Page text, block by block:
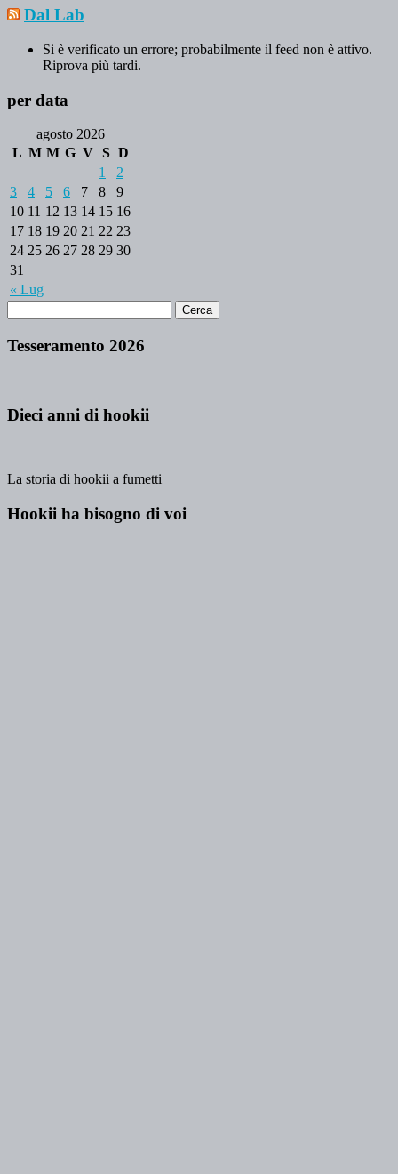
Dal Lab
Si è verificato un errore; probabilmente il feed non è attivo.
Riprova più tardi.
per data
agosto 2026
L M M G V S D
« Lug
1
2
3
4 5 6 7 8
9
10 11 12 13 14 15 16
17 18 19 20 21 22 23
24 25 26 27 28 29 30
31
Tesseramento 2026
Dieci anni di hookii
La storia di hookii a fumetti
Hookii ha bisogno di voi